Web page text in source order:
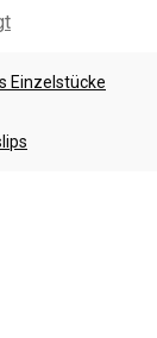
Einzelstücke